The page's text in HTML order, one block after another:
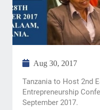
Aug 30, 2017
Tanzania to Host 2nd
Entrepreneurship
September 2017.